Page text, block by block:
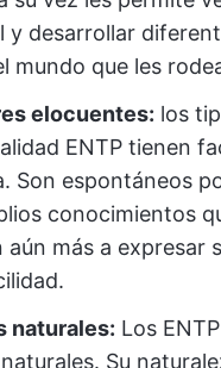
y desarrollar
mundo que les
elocuentes: los
ENTP tienen
Son espontáneos
conocimientos
aún más a expresar
naturales: Los
Su